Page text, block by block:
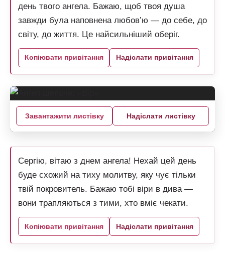
день твого ангела. Бажаю, щоб твоя душа
завжди була наповнена любов’ю — до себе, до
світу, до життя. Це найсильніший оберіг.
Копіювати привітання Надіслати привітання
Завантажити листівку Надіслати листівку
Сергію, вітаю з днем ангела! Нехай цей день
буде схожий на тиху молитву, яку чує тільки
твій покровитель. Бажаю тобі віри в дива —
вони трапляються з тими, хто вміє чекати.
Копіювати привітання Надіслати привітання